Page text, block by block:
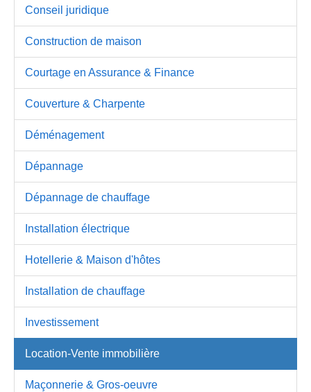
Conseil juridique
Construction de maison
Courtage en Assurance & Finance
Couverture & Charpente
Déménagement
Dépannage
Dépannage de chauffage
Installation électrique
Hotellerie & Maison d'hôtes
Installation de chauffage
Investissement
Location-Vente immobilière
Maçonnerie & Gros-oeuvre